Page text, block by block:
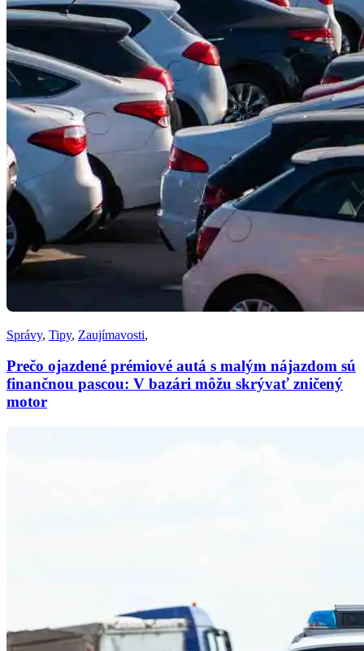
Správy, Tipy, Zaujímavosti,
Prečo ojazdené prémiové autá s malým nájazdom sú
finančnou pascou: V bazári môžu skrývať zničený
motor